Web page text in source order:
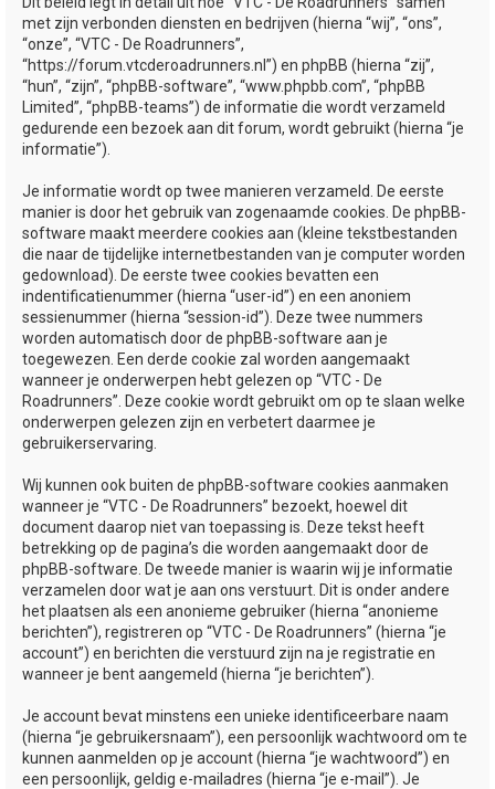
met zijn verbonden diensten en bedrijven (hierna “wij”, “ons”,
“onze”, “VTC - De Roadrunners”,
“https://forum.vtcderoadrunners.nl”) en phpBB (hierna “zij”,
“hun”, “zijn”, “phpBB-software”, “www.phpbb.com”, “phpBB
Limited”, “phpBB-teams”) de informatie die wordt verzameld
gedurende een bezoek aan dit forum, wordt gebruikt (hierna “je
informatie”).
Je informatie wordt op twee manieren verzameld. De eerste
manier is door het gebruik van zogenaamde cookies. De phpBB-
software maakt meerdere cookies aan (kleine tekstbestanden
die naar de tijdelijke internetbestanden van je computer worden
gedownload). De eerste twee cookies bevatten een
indentificatienummer (hierna “user-id”) en een anoniem
sessienummer (hierna “session-id”). Deze twee nummers
worden automatisch door de phpBB-software aan je
toegewezen. Een derde cookie zal worden aangemaakt
wanneer je onderwerpen hebt gelezen op “VTC - De
Roadrunners”. Deze cookie wordt gebruikt om op te slaan welke
onderwerpen gelezen zijn en verbetert daarmee je
gebruikerservaring.
Wij kunnen ook buiten de phpBB-software cookies aanmaken
wanneer je “VTC - De Roadrunners” bezoekt, hoewel dit
document daarop niet van toepassing is. Deze tekst heeft
betrekking op de pagina’s die worden aangemaakt door de
phpBB-software. De tweede manier is waarin wij je informatie
verzamelen door wat je aan ons verstuurt. Dit is onder andere
het plaatsen als een anonieme gebruiker (hierna “anonieme
berichten”), registreren op “VTC - De Roadrunners” (hierna “je
account”) en berichten die verstuurd zijn na je registratie en
wanneer je bent aangemeld (hierna “je berichten”).
Je account bevat minstens een unieke identificeerbare naam
(hierna “je gebruikersnaam”), een persoonlijk wachtwoord om te
kunnen aanmelden op je account (hierna “je wachtwoord”) en
een persoonlijk, geldig e-mailadres (hierna “je e-mail”). Je